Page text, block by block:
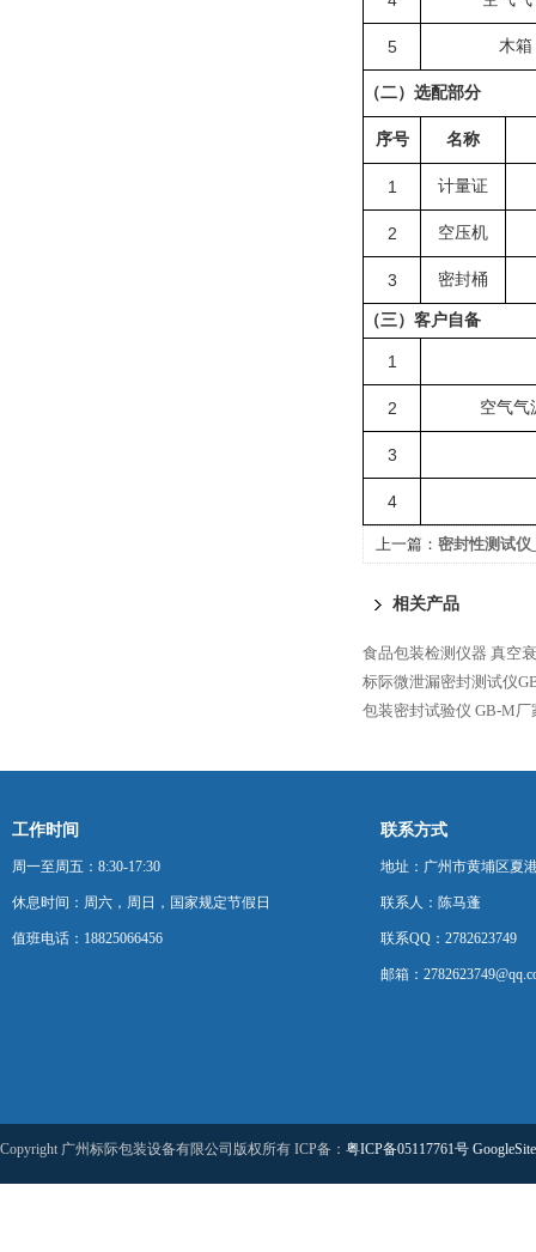
5 木箱
（二）选配部分
序号 名称
1 计量证
2 空压机
3 密封桶
（三）客户自备
1
2 空气气
3
4
上一篇： 密封性测试
相关产品
食品包装检测仪器 真空
标际微泄漏密封测试仪
包装密封试验仪 GB-M厂
工作时间
周一至周五：8:30-17:30
休息时间：周六，周日，国家规定节假日
值班电话：18825066456
联系方式
地址：广州市黄埔区夏
联系人：陈马蓬
联系QQ：2782623749
邮箱：
Copyright 广州标际包装设备有限公司版权所有 ICP备： 粤ICP备05117761号